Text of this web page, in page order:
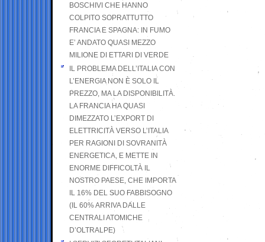
BOSCHIVI CHE HANNO
COLPITO SOPRATTUTTO
FRANCIA E SPAGNA: IN FUMO
E’ ANDATO QUASI MEZZO
MILIONE DI ETTARI DI VERDE
IL PROBLEMA DELL’ITALIA CON
L’ENERGIA NON È SOLO IL
PREZZO, MA LA DISPONIBILITÀ.
LA FRANCIA HA QUASI
DIMEZZATO L’EXPORT DI
ELETTRICITÀ VERSO L’ITALIA
PER RAGIONI DI SOVRANITÀ
ENERGETICA, E METTE IN
ENORME DIFFICOLTÀ IL
NOSTRO PAESE, CHE IMPORTA
IL 16% DEL SUO FABBISOGNO
(IL 60% ARRIVA DALLE
CENTRALI ATOMICHE
D’OLTRALPE)